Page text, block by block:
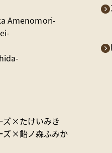
Amenomori-
ズ×たけいみき
ズ×飴ノ森ふみか